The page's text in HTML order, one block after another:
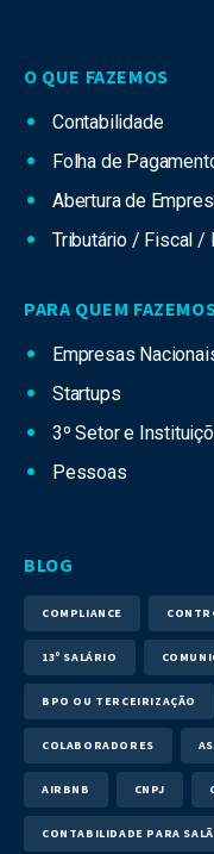
O QUE FAZEMOS
Contabilidade
Folha de
Abertura de
Tributário / Fiscal
PARA QUEM
Empresas
Startups
3º Setor e
Pessoas
BLOG
COMPLIANCE
13º SALÁRIO
BPO OU TERCEIRIZAÇÃO
COLABORADORES
AIRBNB CNPJ
CONTABILIDADE PARA